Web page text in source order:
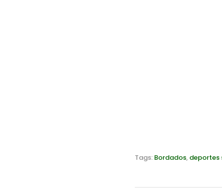
Tags: Bordados, deportes